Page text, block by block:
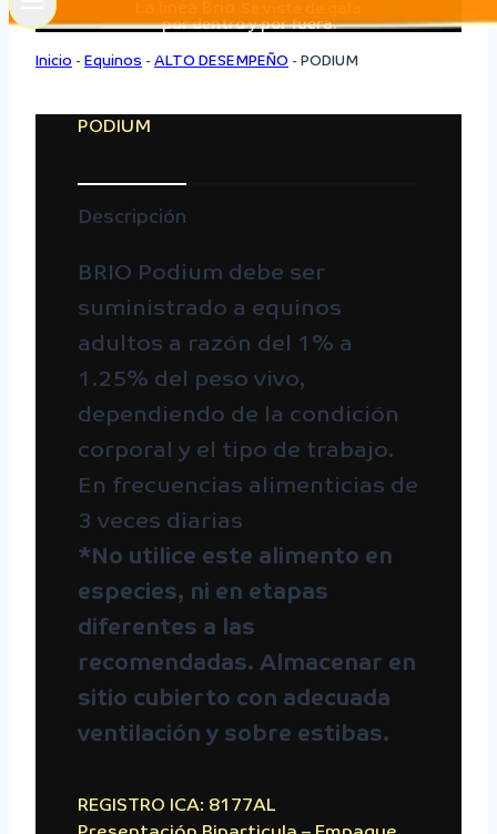
por dentro y por fuera.
Inicio - Equinos - ALTO DESEMPEÑO - PODIUM
PODIUM
Descripción
BRIO Podium debe ser
suministrado a equinos
adultos a razón del 1% a
1.25% del peso vivo,
dependiendo de la condición
corporal y el tipo de trabajo.
En frecuencias alimenticias de
3 veces diarias
*No utilice este alimento en
especies, ni en etapas
diferentes a las
recomendadas. Almacenar en
sitio cubierto con adecuada
ventilación y sobre estibas.
REGISTRO ICA: 8177AL